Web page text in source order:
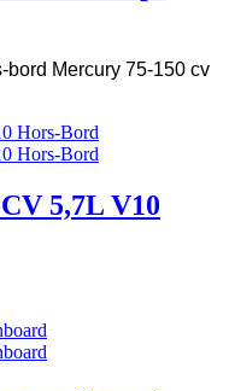
bord Mercury 75-150 cv
5,7L V10